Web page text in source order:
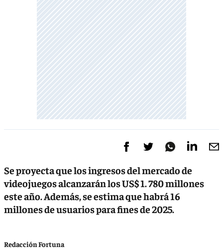
Se proyecta que los ingresos del mercado de
videojuegos alcanzarán los US$ 1. 780 millones
este año. Además, se estima que habrá 16
millones de usuarios para fines de 2025.
Redacción Fortuna